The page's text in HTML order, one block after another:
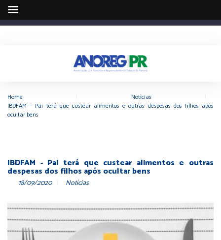
Home Notícias
IBDFAM – Pai terá que custear alimentos e outras despesas dos filhos após
ocultar bens
IBDFAM - Pai terá que custear alimentos e outras
despesas dos filhos após ocultar bens
18/09/2020 Notícias